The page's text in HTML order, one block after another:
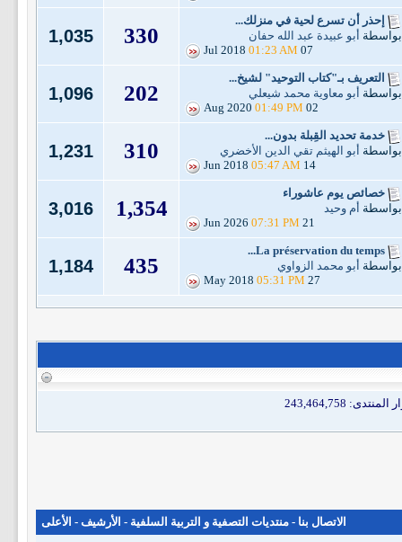
إحذر أن تسرع لحية في منزلك...
بواسطة أبو عبيدة عبد الله حفان
07 Jul 2018
01:23 AM
330
1,035
التعريف بـ"كتاب التوحيد" لشيخ...
بواسطة أبو معاوية محمد شيعلي
02 Aug 2020
01:49 PM
202
1,096
خدمة تحديد القِبلة بدون...
بواسطة أبو الهيثم تقي الدين الأخضري
14 Jun 2018
05:47 AM
310
1,231
خصائص يوم عاشوراء
بواسطة أم وحيد
21 Jun 2026
07:31 PM
1,354
3,016
La préservation du temps...
بواسطة أبو محمد الزواوي
27 May 2018
05:31 PM
435
1,184
الاتصال بنا - منتديات التصفية و التربية السلفية - الأرشيف - الأعلى